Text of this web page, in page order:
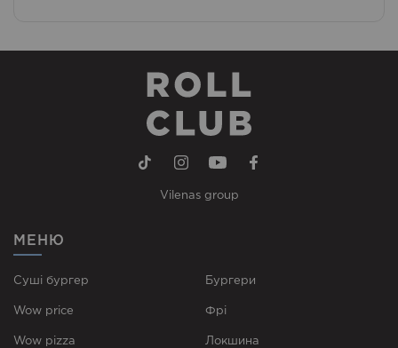
Vilenas group
МЕНЮ
Суші бургер
Wow price
Wow pizza
Бургери
Фрі
Локшина